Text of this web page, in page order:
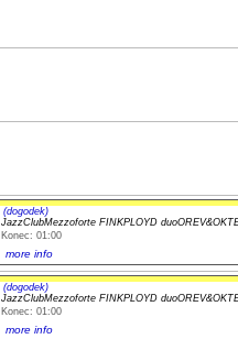
(dogodek)
JazzClubMezzoforte FINKPLOYD
Konec: 01:00
more info
(dogodek)
JazzClubMezzoforte FINKPLOYD
Konec: 01:00
more info